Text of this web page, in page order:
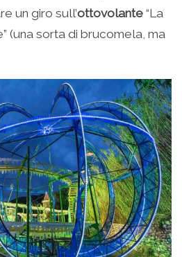
un giro sull’ottovolante “La
(una sorta di brucomela, ma